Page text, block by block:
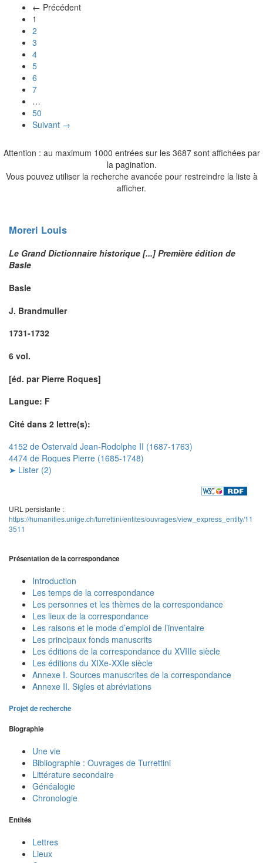
← Précédent
1
2
3
4
5
6
7
…
50
Suivant →
Attention : au maximum 1000 entrées sur les 3687 sont affichées par
la pagination.
Vous pouvez utiliser la recherche avancée pour restreindre la liste à
afficher.
Moreri Louis
Le Grand Dictionnaire historique [...] Première édition de
Basle
Basle
J. Brandmuller
1731-1732
6 vol.
[éd. par Pierre Roques]
Langue: F
Cité dans 2 lettre(s):
4152 de Ostervald Jean-Rodolphe II (1687-1763)
4474 de Roques Pierre (1685-1748)
➤ Lister (2)
URL persistante :
https://humanities.unige.ch/turrettini/entites/ouvrages/view_express_entity/11
3511
Présentation de la correspondance
Introduction
Les temps de la correspondance
Les personnes et les thèmes de la correspondance
Les lieux de la correspondance
Les raisons et le mode d’emploi de l’inventaire
Les principaux fonds manuscrits
Les éditions de la correspondance du XVIIIe siècle
Les éditions du XIXe-XXIe siècle
Annexe I. Sources manuscrites de la correspondance
Annexe II. Sigles et abréviations
Projet de recherche
Biographie
Une vie
Bibliographie : Ouvrages de Turrettini
Littérature secondaire
Généalogie
Chronologie
Entités
Lettres
Lieux